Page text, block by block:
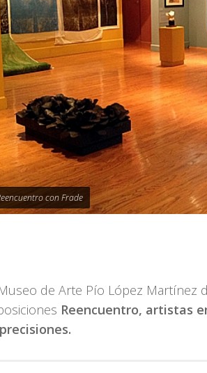
con Frade
de Arte Pío López Martínez
Reencuentro, artistas